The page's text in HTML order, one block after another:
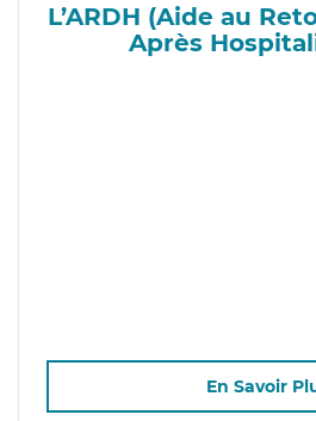
L’ARDH (Aide au
Après
En Savoir